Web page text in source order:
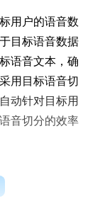
用户的语音数
目标语音数据
语音文本，确
用目标语音切
动针对目标用
音切分的效率